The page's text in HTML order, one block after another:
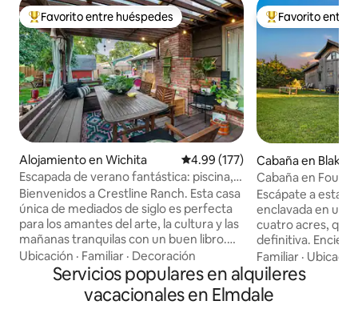
Favorito entre huéspedes preferido
Favorito entre huéspedes
Alojamiento en Wichita Calificación promedio: 4.99 de
4.99 (177)
Escapada de verano fantástica: piscina,
jacuzzi, bar clandestino
Bienvenidos a Crestline Ranch. Esta casa
única de mediados de siglo es perfecta
para los amantes del arte, la cultura y las
mañanas tranquilas con un buen libro.
Tesoros mundanos coleccionados y telas
cálidas marcan la pauta, mientras que un
bar clandestino de estilo folclórico se
esconde detrás de una estantería.
Ubicación · Familiar · Decoración
Favorito entre
Favorito entre
Cabaña en
Cabaña en Four-
tamaño king +
Escápate a esta
enclavada en un
cuatro acres, que
definitiva.
para una
alrededor de la
niños se diviertan
Disfruta de la
Familiar ·
Servicios populares en alquileres
vacacionales en Elmdale